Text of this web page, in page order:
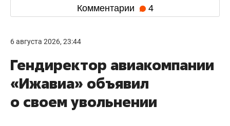
Комментарии 4
6 августа 2026, 23:44
Гендиректор авиакомпании
«Ижавиа» объявил
о своем увольнении